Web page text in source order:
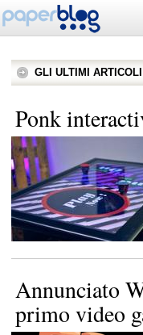
GLI ULTIMI
Ponk
Annunciato
primo video